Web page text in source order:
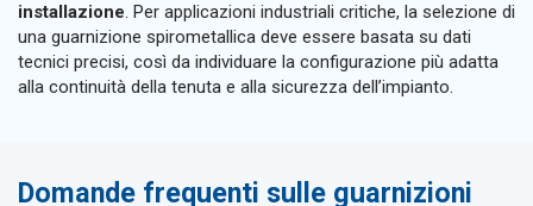
installazione. Per applicazioni industriali critiche, la selezione di
una guarnizione spirometallica deve essere basata su dati
tecnici precisi, così da individuare la configurazione più adatta
alla continuità della tenuta e alla sicurezza dell’impianto.
Domande frequenti sulle guarnizioni